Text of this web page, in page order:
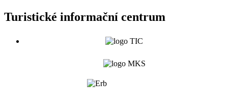
Turistické informační centrum